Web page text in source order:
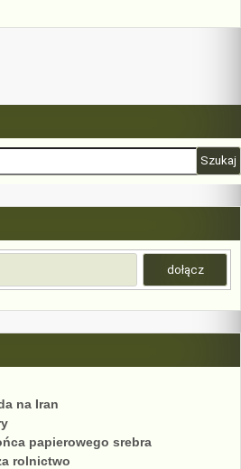
na Iran
papierowego srebra
rolnictwo